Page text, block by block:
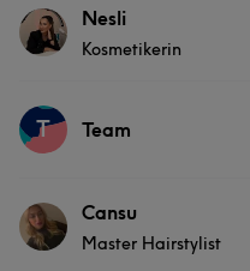
Portfolio
Info
Balayage, Babylights und
Services
Nesli
Kosmetikerin
Services
Haarentfernung
T Team
Info
Balayage, Airtouch,
Cansu
Master Hairstylist